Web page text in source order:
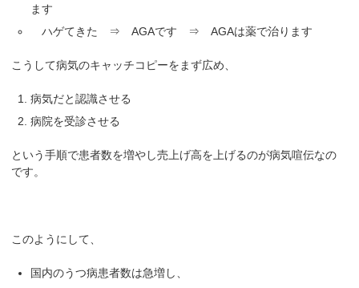
ます
ハゲてきた ⇒ AGAです ⇒ AGAは薬で治ります
こうして病気のキャッチコピーをまず広め、
病気だと認識させる
病院を受診させる
という手順で患者数を増やし売上げ高を上げるのが病気喧伝なの
です。
このようにして、
国内のうつ病患者数は急増し、